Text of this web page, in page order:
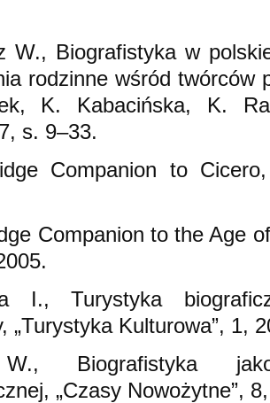
W., Biografistyka w
rodzinne wśród twórców
K. Kabacińska, K.
s. 9–33.
Companion to
Companion to the Age
I., Turystyka
„Turystyka Kulturowa”, 1,
Biografistyka
„Czasy Nowożytne”,